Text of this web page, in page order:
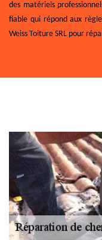
des matériels
fiable qui répond aux
Weiss Toiture SRL pour